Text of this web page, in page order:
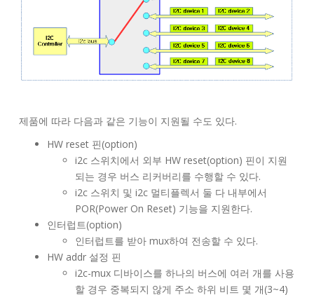
제품에 따라 다음과 같은 기능이 지원될 수도 있다.
HW reset 핀(option)
i2c 스위치에서 외부 HW reset(option) 핀이 지원
되는 경우 버스 리커버리를 수행할 수 있다.
i2c 스위치 및 i2c 멀티플렉서 둘 다 내부에서
POR(Power On Reset) 기능을 지원한다.
인터럽트(option)
인터럽트를 받아 mux하여 전송할 수 있다.
HW addr 설정 핀
i2c-mux 디바이스를 하나의 버스에 여러 개를 사용
할 경우 중복되지 않게 주소 하위 비트 몇 개(3~4)